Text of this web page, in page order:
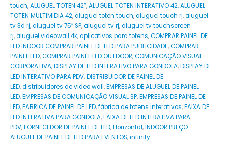
touch,ALUGUEL TOTEN 42″,ALUGUEL TOTEN INTERATIVO 42,ALUGUEL
TOTEN MULTIMIDIA 42,aluguel toten touch,aluguel touch rj,aluguel
tv 3d rj,aluguel tv 75″ SP,aluguel tv rj,aluguel tv touchscreen
rj,aluguel videowall 4k,aplicativos para totens,COMPRAR PAINEL DE
LED INDOOR COMPRAR PAINEL DE LED PARA PUBLICIDADE,COMPRAR
PAINEL LED,COMPRAR PAINEL LED OUTDOOR,COMUNICAÇÃO VISUAL
CORPORATIVA,DISPLAY DE LED INTERATIVO PARA GONDOLA,DISPLAY DE
LED INTERATIVO PARA PDV,DISTRIBUIDOR DE PAINEL DE
LED,distribuidores de video wall,EMPRESAS DE ALUGUEL DE PAINEL
LED,EMPRESAS DE COMUNICAÇÃO VISUAL SP,EMPRESAS DE PAINEL DE
LED,FABRICA DE PAINEL DE LED,fábrica de totens interativos,FAIXA DE
LED INTERATIVA PARA GONDOLA,FAIXA DE LED INTERATIVA PARA
PDV,FORNECEDOR DE PAINEL DE LED,Horizontal,INDOOR PREÇO
ALUGUEL DE PAINEL DE LED PARA EVENTOS,infinity